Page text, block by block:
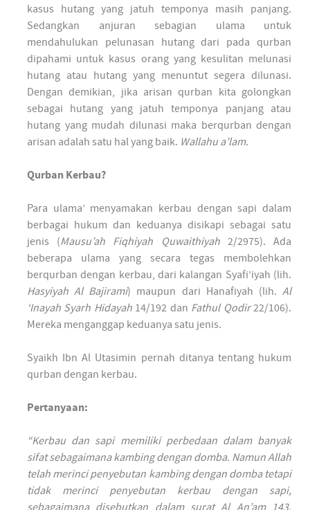
kasus hutang yang jatuh temponya masih panjang.
Sedangkan anjuran sebagian ulama untuk
mendahulukan pelunasan hutang dari pada qurban
dipahami untuk kasus orang yang kesulitan melunasi
hutang atau hutang yang menuntut segera dilunasi.
Dengan demikian, jika arisan qurban kita golongkan
sebagai hutang yang jatuh temponya panjang atau
hutang yang mudah dilunasi maka berqurban dengan
arisan adalah satu hal yang baik. Wallahu a’lam.
Qurban Kerbau?
Para ulama’ menyamakan kerbau dengan sapi dalam
berbagai hukum dan keduanya disikapi sebagai satu
jenis (Mausu’ah Fiqhiyah Quwaithiyah2/2975). Ada
beberapa ulama yang secara tegas membolehkan
berqurban dengan kerbau, dari kalangan Syafi’iyah (lih.
Hasyiyah Al Bajirami) maupun dari Hanafiyah (lih.Al
‘Inayah Syarh Hidayah14/192 dan Fathul Qodir22/106).
Mereka menganggap keduanya satu jenis.
Syaikh Ibn Al Utasimin pernah ditanya tentang hukum
qurban dengan kerbau.
Pertanyaan:
“Kerbau dan sapi memiliki perbedaan dalam banyak
sifat sebagaimana kambing dengan domba. Namun Allah
telah merinci penyebutan kambing dengan domba tetapi
tidak merinci penyebutan kerbau dengan sapi,
sebagaimana disebutkan dalam surat Al An’am 143.